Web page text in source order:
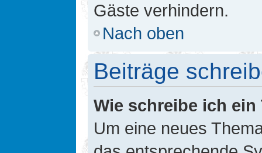
Gäste verhindern.
Nach oben
Beiträge
Wie schreibe ich ein
Um eine neues